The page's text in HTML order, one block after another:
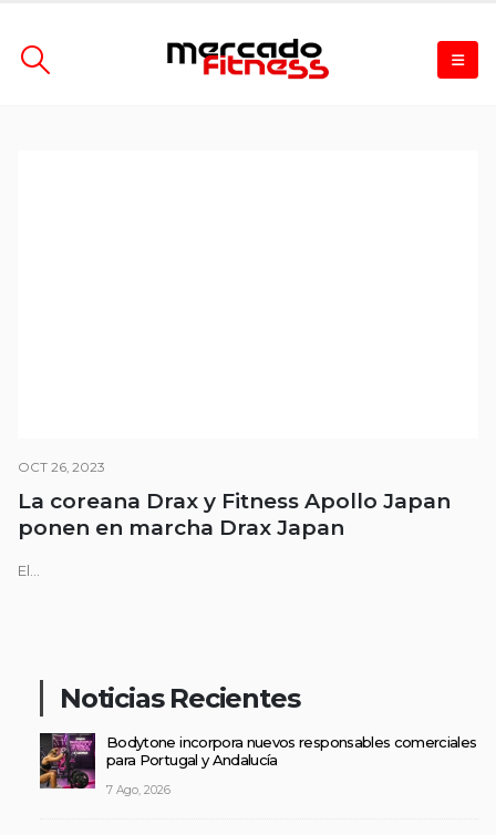
OCT 26, 2023
La coreana Drax y Fitness Apollo Japan
ponen en marcha Drax Japan
El...
Noticias Recientes
Bodytone incorpora nuevos responsables comerciales
para Portugal y Andalucía
7 Ago, 2026